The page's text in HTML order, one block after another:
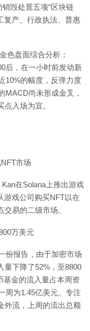
销毁处置五项“区块链
复产、行政执法、普惠
色盘面综合分析：
后，在一小时前发动新
10%的幅度，反弹力度
MACD尚未形成金叉，
入场为宜。
市场
在Solana上推出游戏
游戏公司购买NFT以在
易的二级市场。
万美元
份报告，由于加密市场
量下降了52%，至8800
基金的流入量占本周资
周为1.45亿美元。专注
外流，上周的流出总额